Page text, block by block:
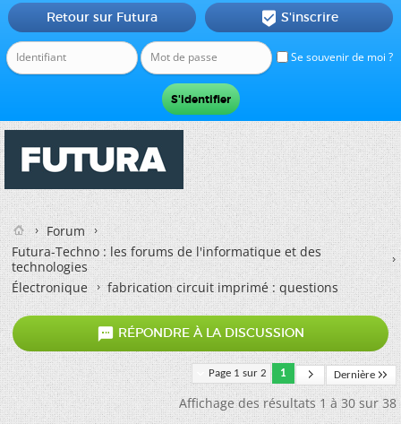
Se souvenir de moi ?
Retour sur Futura  S'inscrire
Forum
Futura-Techno : les forums de l'informatique et des
technologies
Électronique
fabrication circuit imprimé : questions
 RÉPONDRE À LA DISCUSSION
Page 1 sur 2 1 Dernière
Affichage des résultats 1 à 30 sur 38